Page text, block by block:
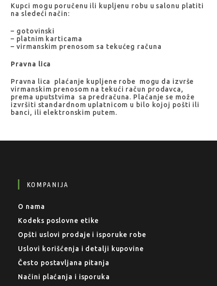
Kupci mogu poručenu ili kupljenu robu u salonu platiti
na sledeći način:
– gotovinski
– platnim karticama
– virmanskim prenosom sa tekućeg računa
Pravna lica
Pravna lica plaćanje kupljene robe mogu da izvrše
virmanskim prenosom na tekući račun prodavca,
prema uputstvima sa predračuna. Plaćanje se može
izvršiti standardnom uplatnicom u bilo kojoj pošti ili
banci, ili elektronskim putem.
KOMPANIJA
O nama
Kodeks poslovne etike
Opšti uslovi prodaje i isporuke robe
Uslovi korišćenja i detalji kupovine
Često postavljana pitanja
Načini plaćanja i isporuka